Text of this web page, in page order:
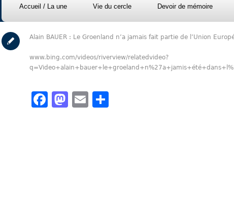
Accueil / La une Vie du cercle Devoir de mémoire
Alain BAUER : Le Groenland n’a jamais fait partie de l’Union
www.bing.com/videos/riverview/relatedvideo?
Facebook
Mastodon
Email